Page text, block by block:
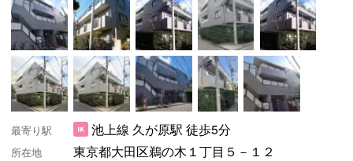
最寄り駅 池上線 久が原駅 徒歩5分
所在地 東京都大田区鵜の木１丁目５－１２